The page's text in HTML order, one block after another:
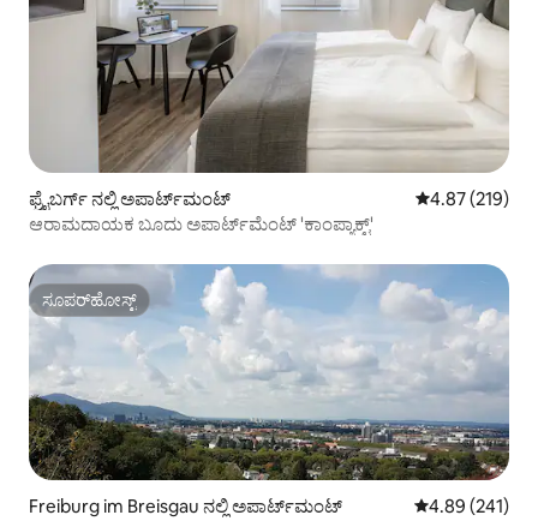
ಫ್ರೈಬರ್ಗ್ ನಲ್ಲಿ ಅಪಾರ್ಟ್‌ಮಂಟ್ 5 ರಲ್ಲಿ 4.87
4.87 (219)
ಆರಾಮದಾಯಕ ಬೂದು ಅಪಾರ್ಟ್‌ಮೆಂಟ್ 'ಕಾಂಪ್ಯಾಕ್ಟ್'
ಸೂಪರ್‌ಹೋಸ್ಟ್
ಸೂಪರ್‌ಹೋಸ್ಟ್
Freiburg im Breisgau ನಲ್ಲಿ ಅಪಾರ್ಟ್‌ಮಂಟ್ 5 ರಲ್ಲಿ 4.89
4.89 (241)